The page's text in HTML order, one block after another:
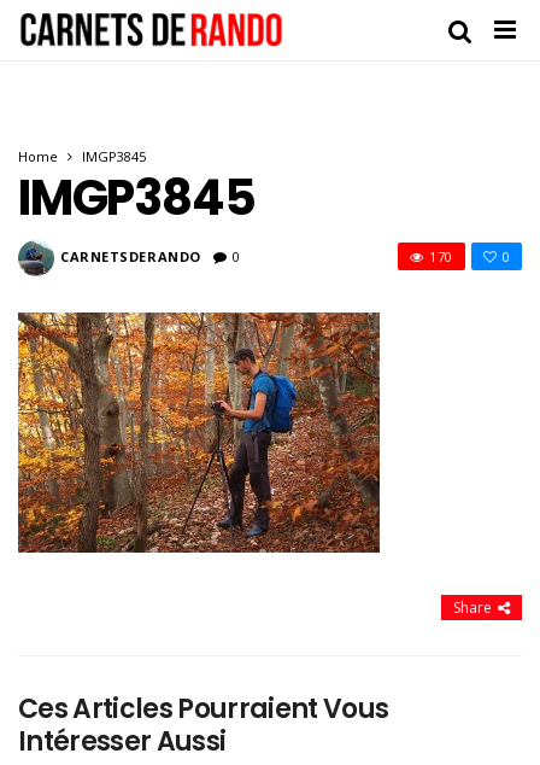
Home IMGP3845
IMGP3845
CARNETSDERANDO 0 0
170
Share
Ces Articles Pourraient Vous
Intéresser Aussi